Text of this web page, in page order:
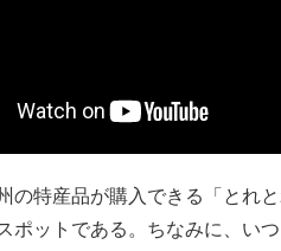
の特産品が購入できる「とれ
ポットである。ちなみに、い